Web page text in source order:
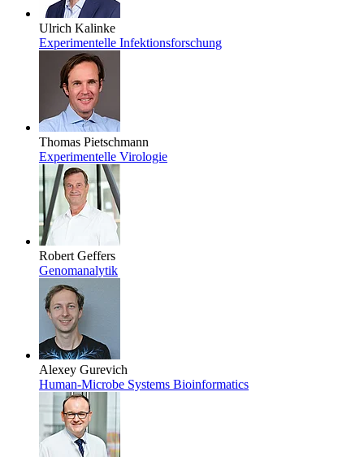
Ulrich Kalinke
Experimentelle Infektionsforschung
Thomas Pietschmann
Experimentelle Virologie
Robert Geffers
Genomanalytik
Alexey Gurevich
Human-Microbe Systems Bioinformatics